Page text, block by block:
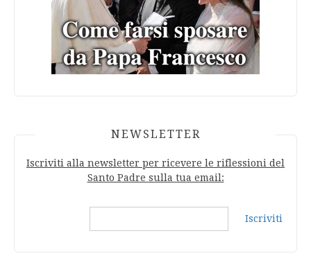
NEWSLETTER
Iscriviti alla newsletter per ricevere le riflessioni del
Santo Padre sulla tua email:
Iscriviti